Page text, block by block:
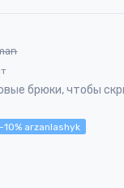
брюки, чтобы
arzanlashyk